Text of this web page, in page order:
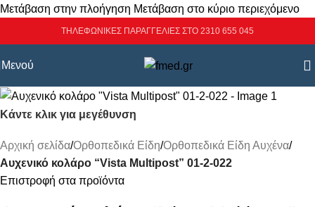
Μετάβαση στην πλοήγηση Μετάβαση στο κύριο περιεχόμενο
ΤΗΛΕΦΩΝΙΚΕΣ ΠΑΡΑΓΓΕΛΙΕΣ ΣΤΟ 2310 655 045
Μενού
Κάντε κλικ για μεγέθυνση
Αρχική σελίδα/Ορθοπεδικά Είδη/Ορθοπεδικά Είδη Αυχένα/
Αυχενικό κολάρο “Vista Multipost” 01-2-022
Επιστροφή στα προϊόντα